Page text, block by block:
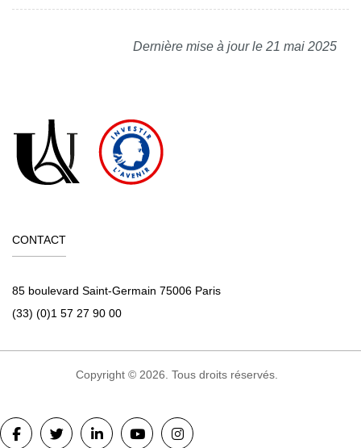
Dernière mise à jour le 21 mai 2025
CONTACT
85 boulevard Saint-Germain 75006 Paris
(33) (0)1 57 27 90 00
Copyright © 2026. Tous droits réservés.